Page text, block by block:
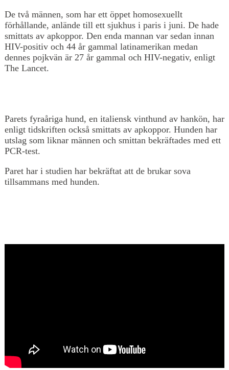
De två männen, som har ett öppet homosexuellt
förhållande, anlände till ett sjukhus i paris i juni. De hade
smittats av apkoppor. Den enda mannan var sedan innan
HIV-positiv och 44 år gammal latinamerikan medan
dennes pojkvän är 27 år gammal och HIV-negativ, enligt
The Lancet.
Parets fyraåriga hund, en italiensk vinthund av hankön, har
enligt tidskriften också smittats av apkoppor. Hunden har
utslag som liknar männen och smittan bekräftades med ett
PCR-test.
Paret har i studien har bekräftat att de brukar sova
tillsammans med hunden.